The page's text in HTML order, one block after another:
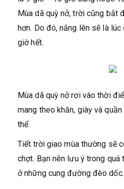
Mùa dã quỳ nở, trời cũng bắt
hơn. Do đó, nắng lên sẽ là
giờ hết.
Mùa dã quỳ nở rơi vào thời
mang theo khăn, giày và
thể.
Tiết trời giao mùa thường sẽ
chợt. Bạn nên lưu ý trong quá
ở những cung đường đèo dốc.